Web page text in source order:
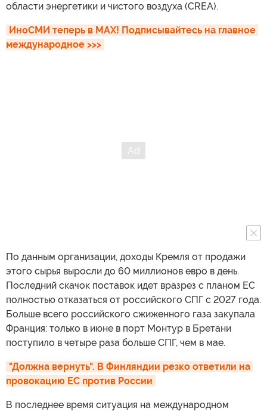
области энергетики и чистого воздуха (CREA).
ИноСМИ теперь в MAX! Подписывайтесь на главное
международное >>>
По данным организации, доходы Кремля от продажи
этого сырья выросли до 60 миллионов евро в день.
Последний скачок поставок идет вразрез с планом ЕС
полностью отказаться от российского СПГ с 2027 года.
Больше всего российского сжиженного газа закупала
Франция: только в июне в порт Монтур в Бретани
поступило в четыре раза больше СПГ, чем в мае.
"Должна вернуть". В Финляндии резко ответили на
провокацию ЕС против России
В последнее время ситуация на международном